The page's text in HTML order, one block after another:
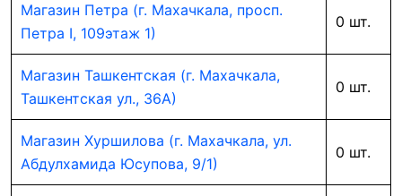
Магазин Петра (г. Махачкала, просп.
Петра I, 109этаж 1)
0 шт.
Магазин Ташкентская (г. Махачкала,
Ташкентская ул., 36А)
0 шт.
Магазин Хуршилова (г. Махачкала, ул.
Абдулхамида Юсупова, 9/1)
0 шт.